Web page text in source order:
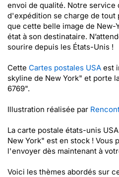
envoi de qualité. Notre service
d'expédition se charge de tout
que cette belle image de New-
état à son destinataire.
sourire depuis les États-Unis !
Cette Cartes postales USA est
skyline de New York" et porte
6769".
Illustration réalisée par
La carte postale états-unis
New York" est en stock ! Vous
l'envoyer dès maintenant à
Voici les thèmes abordés sur